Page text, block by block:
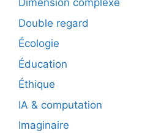
Dimension complexe
Double regard
Écologie
Éducation
Éthique
IA & computation
Imaginaire